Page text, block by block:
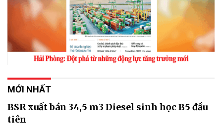
MỚI NHẤT
BSR xuất bán 34,5 m3 Diesel sinh học B5 đầu
tiên